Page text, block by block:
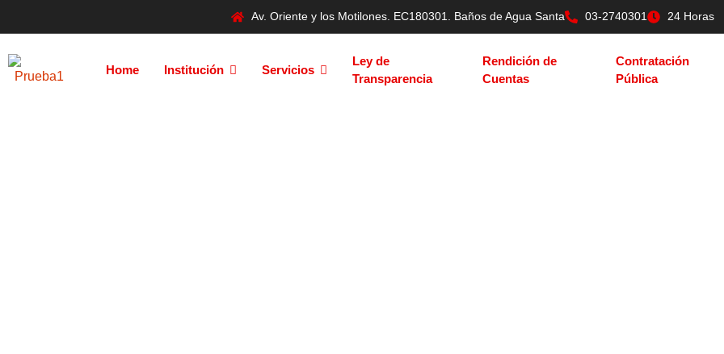
Av. Oriente y los Motilones. EC180301. Baños de Agua Santa 03-2740301 24 Horas
Home Institución Servicios
Ley de
Transparencia
Rendición de
Cuentas
Contratación
Pública